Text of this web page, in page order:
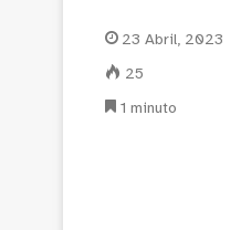
23 Abril, 2023
25
1 minuto